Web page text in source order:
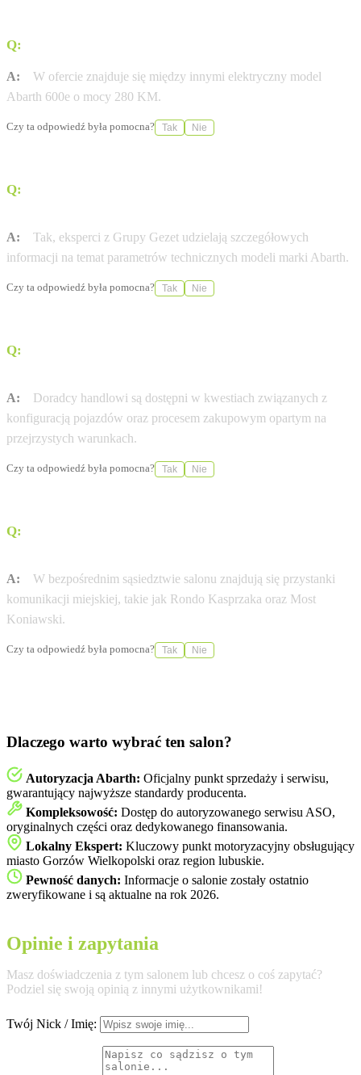
Q:
A:
W ofercie znajduje się między innymi elektryczny model
Abarth 600e o mocy 280 KM.
Czy ta odpowiedź była pomocna? Tak Nie
Q:
A:
Tak, eksperci z Grupy Gezet udzielają szczegółowych
informacji na temat parametrów technicznych modeli marki Abarth.
Czy ta odpowiedź była pomocna? Tak Nie
Q:
A:
Doradcy handlowi są dostępni w kwestiach związanych z
konfiguracją pojazdów oraz procesem zakupowym opartym na
przejrzystych warunkach.
Czy ta odpowiedź była pomocna? Tak Nie
Q:
A:
W bezpośrednim sąsiedztwie salonu znajdują się przystanki
komunikacji miejskiej, takie jak Rondo Kasprzaka oraz Most
Koniawski.
Czy ta odpowiedź była pomocna? Tak Nie
Dlaczego warto wybrać ten salon?
Autoryzacja Abarth: Oficjalny punkt sprzedaży i serwisu,
gwarantujący najwyższe standardy producenta.
Kompleksowość: Dostęp do autoryzowanego serwisu ASO,
oryginalnych części oraz dedykowanego finansowania.
Lokalny Ekspert: Kluczowy punkt motoryzacyjny obsługujący
miasto Gorzów Wielkopolski oraz region lubuskie.
Pewność danych: Informacje o salonie zostały ostatnio
zweryfikowane i są aktualne na rok 2026.
Opinie i zapytania
Masz doświadczenia z tym salonem lub chcesz o coś zapytać?
Podziel się swoją opinią z innymi użytkownikami!
Twój Nick / Imię: